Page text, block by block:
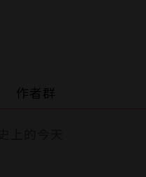
作者群